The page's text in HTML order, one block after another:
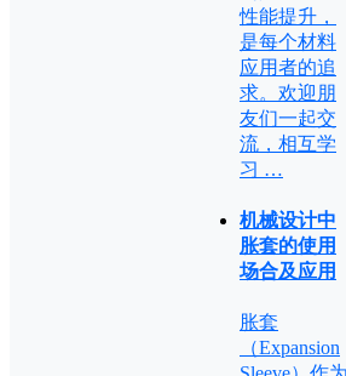
性能提升，
是每个材料
应用者的追
求。欢迎朋
友们一起交
流，相互学
习 …
机械设计中
胀套的使用
场合及应用
胀套
（Expansion